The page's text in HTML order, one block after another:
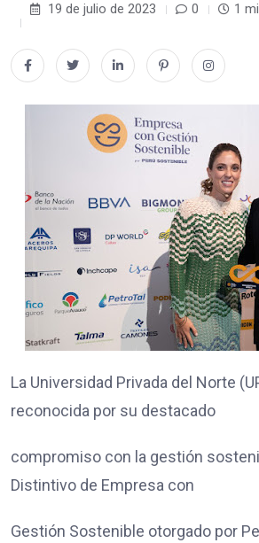
19 de julio de 2023 0 1
La Universidad Privada del Norte
reconocida por su destacado
compromiso con la gestión
Distintivo de Empresa con
Gestión Sostenible otorgado por